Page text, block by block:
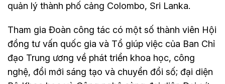
quản lý thành phố cảng Colombo, Sri Lanka.
Tham gia Đoàn công tác có một số thành viên Hội
đồng tư vấn quốc gia và Tổ giúp việc của Ban Chỉ
đạo Trung ương về phát triển khoa học, công
nghệ, đổi mới sáng tạo và chuyển đổi số; đại diện